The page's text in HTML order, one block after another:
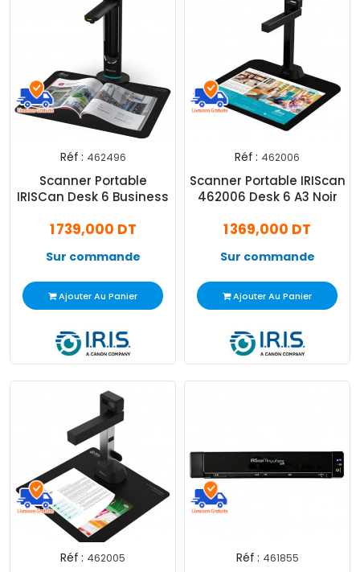
Réf : 462496
Scanner Portable
IRISCan Desk 6 Business
1 739,000 DT
Sur commande
Ajouter Au Panier
Réf : 462006
Scanner Portable IRIScan
462006 Desk 6 A3 Noir
1 369,000 DT
Sur commande
Ajouter Au Panier
Réf : 462005 Réf : 461855